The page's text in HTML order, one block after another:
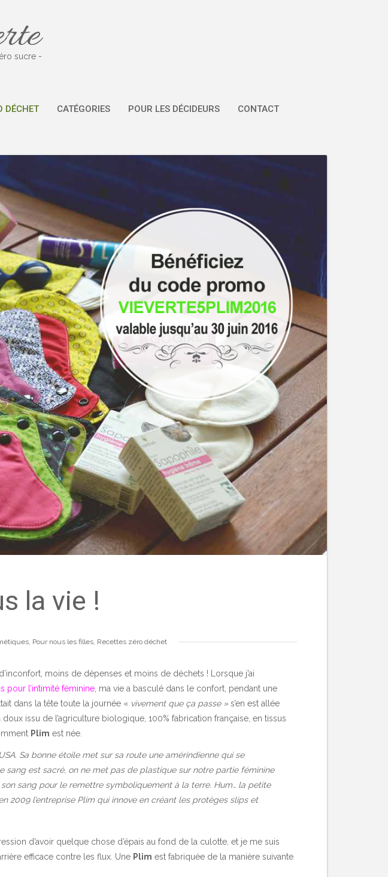
sucre -
DÉCHET CATÉGORIES POUR LES DÉCIDEURS CONTACT
la vie !
Pour nous les filles Recettes zéro déchet
moins de dépenses et moins de déchets ! Lorsque j’ai
pour l’intimité féminine , ma vie a basculé dans le confort, pendant une
dans la tête toute la journée « vivement que ça passe »s’en est allée
doux issu de l’agriculture biologique, 100% fabrication française, en tissus
Plim est née.
Sa bonne étoile met sur sa route une amérindienne qui se
est sacré, on ne met pas de plastique sur notre partie féminine
sang pour le remettre symboliquement à la terre. Hum… la petite
2009 l’entreprise Plim qui innove en créant les protèges slips et
d’avoir quelque chose d’épais au fond de la culotte, et je me suis
efficace contre les flux. Une Plim est fabriquée de la manière suivante